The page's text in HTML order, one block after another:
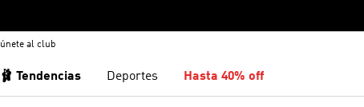
únete al club
🩰 Tendencias Deportes Hasta 40% off